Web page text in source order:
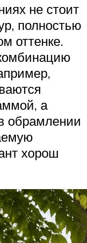
не стоит
полностью
оттенке.
а
обрамлении
хорош